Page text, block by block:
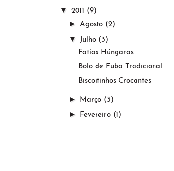
▼ 2011 (9)
► Agosto (2)
▼ Julho (3)
Fatias Húngaras
Bolo de Fubá Tradicional
Biscoitinhos Crocantes
► Março (3)
► Fevereiro (1)